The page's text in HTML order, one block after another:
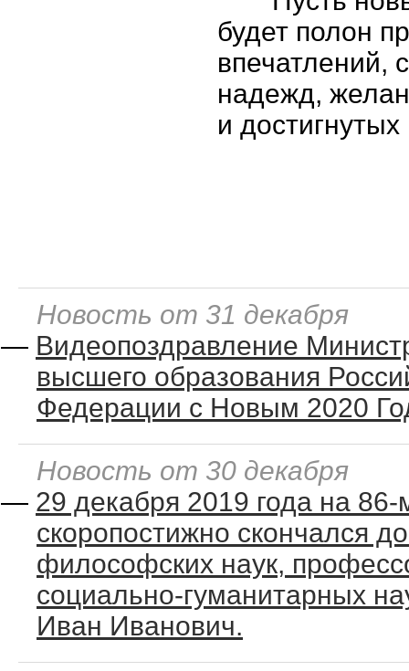
будет полон
впечатлений,
надежд,
и
Новость от 31 декабря
— Видеопоздравление
высшего образования
Федерации с Новым 2020
Новость от 30 декабря
— 29 декабря 2019 года на 86-
скоропостижно скончался
философских наук,
социально-гуманитарных
Иван Иванович.